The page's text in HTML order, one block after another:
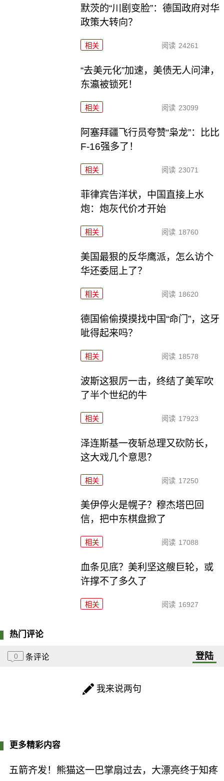
默茨的“川剧变脸”：德国政府对华
政策大转向？
相关 阅读 24261
“去美元化”加速，美债无人问津，
东瀛被锁死！
相关 阅读 23099
阿塞拜疆飞行员夸赞“枭龙”：比比
F-16强多了！
相关 阅读 23071
菲律宾告洋状，中国直接上水
炮：炮灰代价才开始
相关 阅读 18760
美国最狠的反华鹰派，怎么访个
华还委屈上了？
相关 阅读 18620
德国偷偷摸摸找中国“命门”，这牙
呲得起来吗？
相关 阅读 18578
波斯这狠厉一击，终结了美军吹
了半个世纪的牛
相关 阅读 17923
泽连斯基一夜斩总理又砍防长，
这大戏几个意思？
相关 阅读 17250
美伊停火是幌子？穆杰塔巴回
信，把中东棋盘掀了
相关 阅读 17088
血条见底？美利坚这艘巨轮，或
许撑不了多久了
相关 阅读 16927
热门评论
0 条评论 登陆
我来说两句
更多精彩内容
五箭齐发！熊猫这一巴掌扇过去，大漂亮终于知疼